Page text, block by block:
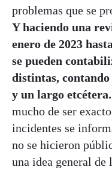
problemas que se
Y haciendo una
enero de 2023
se pueden
distintas,
y un largo etcétera.
mucho de ser
incidentes se
no se hicieron
una idea general de